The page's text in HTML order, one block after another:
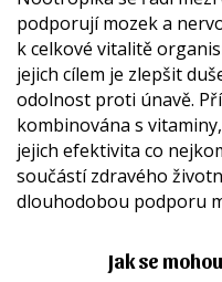
podporují mozek a
k celkové vitalitě
jejich cílem je zlepšit
odolnost proti únavě.
kombinována s
jejich efektivita co
součástí zdravého
dlouhodobou podporu
Jak se